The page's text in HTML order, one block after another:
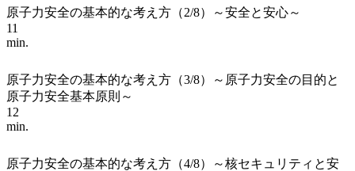
原子力安全の基本的な考え方（2/8）～安全と安心～
11
min.
原子力安全の基本的な考え方（3/8）～原子力安全の目的と
原子力安全基本原則～
12
min.
原子力安全の基本的な考え方（4/8）～核セキュリティと安